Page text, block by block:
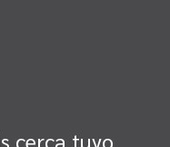
cerca tuyo